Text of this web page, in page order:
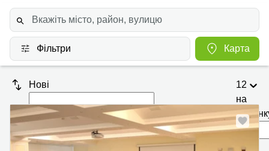
Віртуальні
офіси
район
Солом'янський
район
Львів
Івано-
районі
Конференц-
зал Львів
Коворкінг
Київ
Ціна
Увійти
Фільтри Карта
Нові
12
на